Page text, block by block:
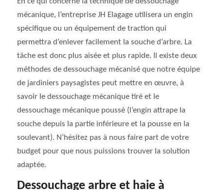
mécanique, l’entreprise JH Elagage utilisera un engin
spécifique ou un équipement de traction qui
permettra d’enlever facilement la souche d’arbre. La
tâche est donc plus aisée et plus rapide. Il existe deux
méthodes de dessouchage mécanisé que notre équipe
de jardiniers paysagistes peut mettre en œuvre, à
savoir le dessouchage mécanique tiré et le
dessouchage mécanique poussé (l’engin attrape la
souche depuis la partie inférieure et la pousse en la
soulevant). N’hésitez pas à nous faire part de votre
budget pour que nous puissions trouver la solution
adaptée.
Dessouchage arbre et haie à